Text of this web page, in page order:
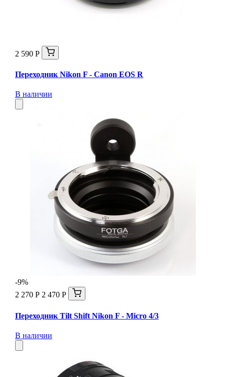
2 590 Р
Переходник Nikon F - Canon EOS R
В наличии
-9%
2 270 Р 2 470 Р
Переходник Tilt Shift Nikon F - Micro 4/3
В наличии